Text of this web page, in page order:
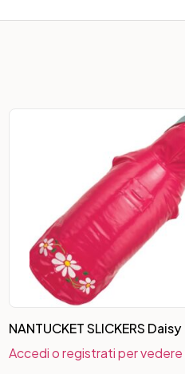
NANTUCKET SLICKERS Daisy
Accedi o registrati per vedere